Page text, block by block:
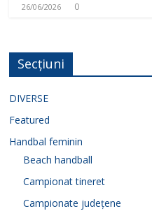
26/06/2026 0
Secțiuni
DIVERSE
Featured
Handbal feminin
Beach handball
Campionat tineret
Campionate județene